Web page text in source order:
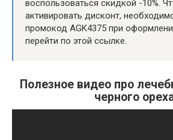
воспользоваться скидкой -10%.
активировать дисконт,
промокод AGK4375 при
перейти по этой ссылке.
Полезное видео про
черного